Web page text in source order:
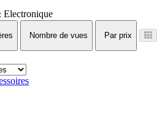
Nombre de vues Par prix